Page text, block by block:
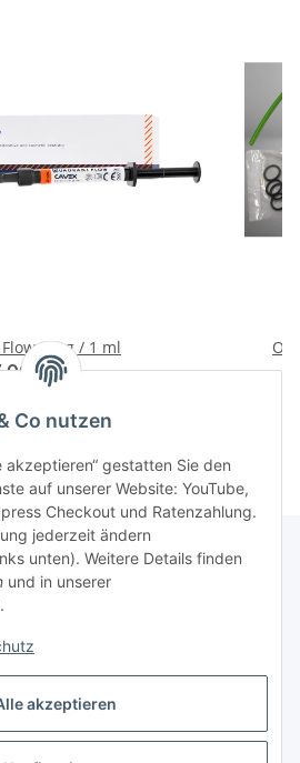
1,8 g / 1 ml
€*
O-
Co nutzen
akzeptieren“ gestatten Sie den
auf unserer Website: YouTube,
Checkout und Ratenzahlung.
jederzeit ändern
unten). Weitere Details finden
und in unserer
.
akzeptieren